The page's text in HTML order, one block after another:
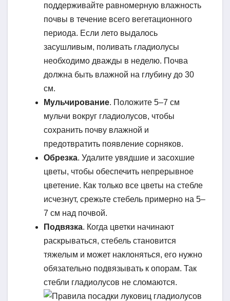
поддерживайте равномерную влажность
почвы в течение всего вегетационного
периода. Если лето выдалось
засушливым, поливать гладиолусы
необходимо дважды в неделю. Почва
должна быть влажной на глубину до 30
см.
Мульчирование. Положите 5–7 см
мульчи вокруг гладиолусов, чтобы
сохранить почву влажной и
предотвратить появление сорняков.
Обрезка. Удалите увядшие и засохшие
цветы, чтобы обеспечить непрерывное
цветение. Как только все цветы на стебле
исчезнут, срежьте стебель примерно на 5–
7 см над почвой.
Подвязка. Когда цветки начинают
раскрываться, стебель становится
тяжелым и может наклоняться, его нужно
обязательно подвязывать к опорам. Так
стебли гладиолусов не сломаются.